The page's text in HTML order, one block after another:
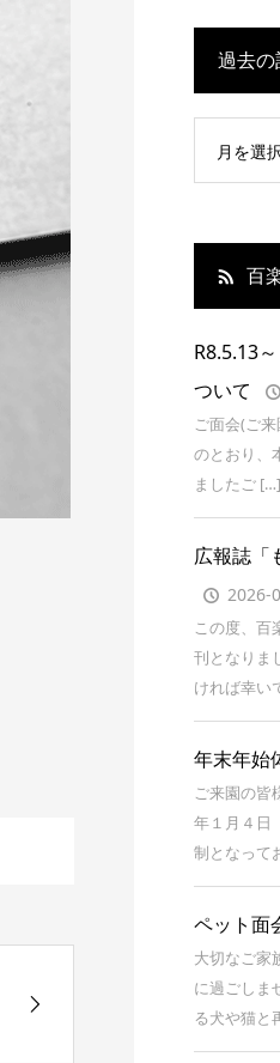
過去
月を選
百
R8.5.13
ついて
ご面会(ご
のとおり、
ましたご […]
広報誌
2026-
この度、百
刊となりま
ければ幸い
年末年始
ご来園の
年１月４日
制となって
ペット面
大切なご家
に過ごしま
る犬や猫と